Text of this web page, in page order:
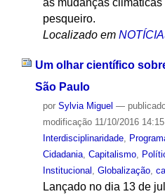
às mudanças
pesqueiro.
Localizado em
Um olhar científico
São Paulo
por Sylvia Miguel —
modificação11/10/2016 14:15
Interdisciplinaridade,
Cidadania, Capitalismo,
Institucional
Globalização,
Lançado no dia 13 de